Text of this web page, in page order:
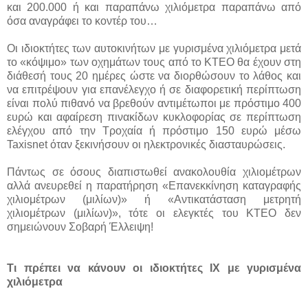
και 200.000 ή και παραπάνω χιλιόμετρα παραπάνω από
όσα αναγράφει το κοντέρ του…
Οι ιδιοκτήτες των αυτοκινήτων με γυρισμένα χιλιόμετρα μετά
το «κόψιμο» των οχημάτων τους από το ΚΤΕΟ θα έχουν στη
διάθεσή τους 20 ημέρες ώστε να διορθώσουν το λάθος και
να επιτρέψουν για επανέλεγχο ή σε διαφορετική περίπτωση
είναι πολύ πιθανό να βρεθούν αντιμέτωποι με πρόστιμο 400
ευρώ και αφαίρεση πινακίδων κυκλοφορίας σε περίπτωση
ελέγχου από την Τροχαία ή πρόστιμο 150 ευρώ μέσω
Taxisnet όταν ξεκινήσουν οι ηλεκτρονικές διασταυρώσεις.
Πάντως σε όσους διαπιστωθεί ανακολουθία χιλιομέτρων
αλλά ανευρεθεί η παρατήρηση «Επανεκκίνηση καταγραφής
χιλιομέτρων (μιλίων)» ή «Αντικατάσταση μετρητή
χιλιομέτρων (μιλίων)», τότε οι ελεγκτές του ΚΤΕΟ δεν
σημειώνουν Σοβαρή Έλλειψη!
Τι πρέπει να κάνουν οι ιδιοκτήτες ΙΧ με γυρισμένα
χιλιόμετρα